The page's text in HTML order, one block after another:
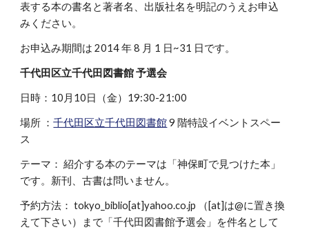
表する本の書名と著者名、出版社名を明記のうえお申込
みください。
お申込み期間は 2014 年 8 月 1 日~31 日です。
千代田区立千代田図書館 予選会
日時：10月10日（金）19:30-21:00
場所 ：千代田区立千代田図書館9 階特設イベントスペー
ス
テーマ： 紹介する本のテーマは「神保町で見つけた本」
です。新刊、古書は問いません。
予約方法： tokyo_biblio[at]yahoo.co.jp （[at]は@に置き換
えて下さい）まで「千代田図書館予選会」を件名として